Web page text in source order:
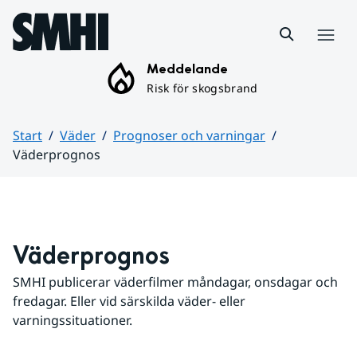
Hoppa till sidans innehåll
Meddelande
Risk för skogsbrand
Start Väder
Prognoser och varningar
Väderprognos
Väderprognos
SMHI publicerar väderfilmer måndagar, onsdagar och
fredagar. Eller vid särskilda väder- eller
varningssituationer.